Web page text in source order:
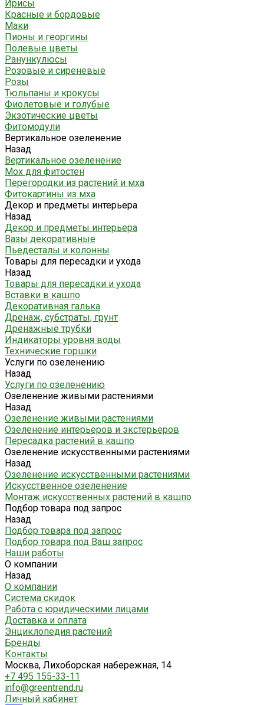
Ирисы
Красные и бордовые
Маки
Пионы и георгины
Полевые цветы
Ранункулюсы
Розовые и сиреневые
Розы
Тюльпаны и крокусы
Фиолетовые и голубые
Экзотические цветы
Фитомодули
Вертикальное озеленение
Назад
Вертикальное озеленение
Мох для фитостен
Перегородки из растений и мха
Фитокартины из мха
Декор и предметы интерьера
Назад
Декор и предметы интерьера
Вазы декоративные
Пьедесталы и колонны
Товары для пересадки и ухода
Назад
Товары для пересадки и ухода
Вставки в кашпо
Декоративная галька
Дренаж, субстраты, грунт
Дренажные трубки
Индикаторы уровня воды
Технические горшки
Услуги по озеленению
Назад
Услуги по озеленению
Озеленение живыми растениями
Назад
Озеленение живыми растениями
Озеленение интерьеров и экстерьеров
Пересадка растений в кашпо
Озеленение искусственными растениями
Назад
Озеленение искусственными растениями
Искусственное озеленение
Монтаж искусственных растений в кашпо
Подбор товара под запрос
Назад
Подбор товара под запрос
Подбор товара под Ваш запрос
Наши работы
О компании
Назад
О компании
Система скидок
Работа с юридическими лицами
Доставка и оплата
Энциклопедия растений
Бренды
Контакты
Москва, Лихоборская набережная, 14
+7 495 155-33-11
info@greentrend.ru
Личный кабинет